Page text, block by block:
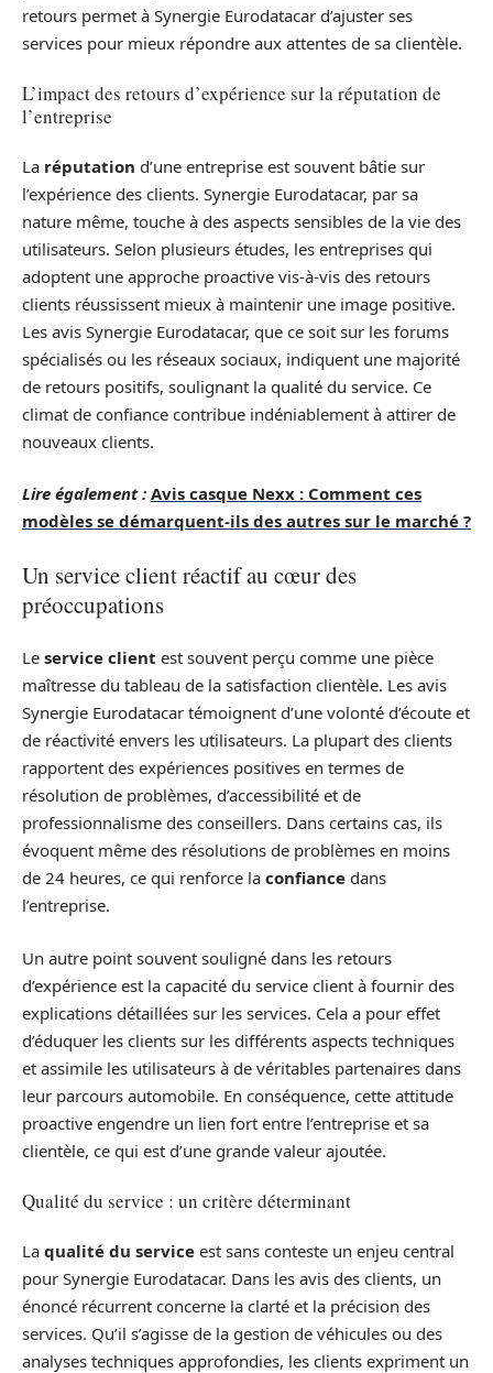
retours permet à Synergie Eurodatacar d’ajuster ses
services pour mieux répondre aux attentes de sa clientèle.
L’impact des retours d’expérience sur la réputation de
l’entreprise
La réputation d’une entreprise est souvent bâtie sur
l’expérience des clients. Synergie Eurodatacar, par sa
nature même, touche à des aspects sensibles de la vie des
utilisateurs. Selon plusieurs études, les entreprises qui
adoptent une approche proactive vis-à-vis des retours
clients réussissent mieux à maintenir une image positive.
Les avis Synergie Eurodatacar, que ce soit sur les forums
spécialisés ou les réseaux sociaux, indiquent une majorité
de retours positifs, soulignant la qualité du service. Ce
climat de confiance contribue indéniablement à attirer de
nouveaux clients.
Lire également : Avis casque Nexx : Comment ces
modèles se démarquent-ils des autres sur le marché ?
Un service client réactif au cœur des
préoccupations
Le service client est souvent perçu comme une pièce
maîtresse du tableau de la satisfaction clientèle. Les avis
Synergie Eurodatacar témoignent d’une volonté d’écoute et
de réactivité envers les utilisateurs. La plupart des clients
rapportent des expériences positives en termes de
résolution de problèmes, d’accessibilité et de
professionnalisme des conseillers. Dans certains cas, ils
évoquent même des résolutions de problèmes en moins
de 24 heures, ce qui renforce la confiance dans
l’entreprise.
Un autre point souvent souligné dans les retours
d’expérience est la capacité du service client à fournir des
explications détaillées sur les services. Cela a pour effet
d’éduquer les clients sur les différents aspects techniques
et assimile les utilisateurs à de véritables partenaires dans
leur parcours automobile. En conséquence, cette attitude
proactive engendre un lien fort entre l’entreprise et sa
clientèle, ce qui est d’une grande valeur ajoutée.
Qualité du service : un critère déterminant
La qualité du service est sans conteste un enjeu central
pour Synergie Eurodatacar. Dans les avis des clients, un
énoncé récurrent concerne la clarté et la précision des
services. Qu’il s’agisse de la gestion de véhicules ou des
analyses techniques approfondies, les clients expriment un